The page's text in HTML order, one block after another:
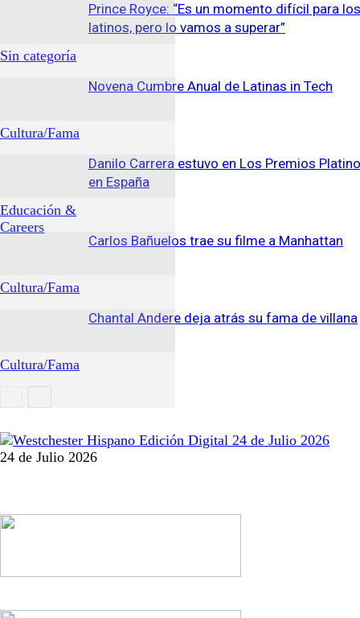
Sin categoría
Cultura/Fama
Prince Royce: “Es un momento difícil para los
latinos, pero lo vamos a superar”
Educación &
Careers
Novena Cumbre Anual de Latinas in Tech
Cultura/Fama
Danilo Carrera estuvo en Los Premios Platino
en España
Cultura/Fama
Carlos Bañuelos trae su filme a Manhattan
Cultura/Fama
Chantal Andere deja atrás su fama de villana
24 de Julio 2026